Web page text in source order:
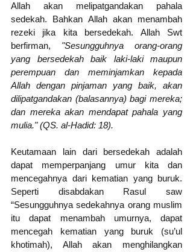
Allah akan melipatgandakan pahala
sedekah. Bahkan Allah akan menambah
rezeki jika kita bersedekah. Allah Swt
berfirman, "Sesungguhnya orang-orang
yang bersedekah baik laki-laki maupun
perempuan dan meminjamkan kepada
Allah dengan pinjaman yang baik, akan
dilipatgandakan (balasannya) bagi mereka;
dan mereka akan mendapat pahala yang
mulia." (QS. al-Hadid: 18).
Keutamaan lain dari bersedekah adalah
dapat memperpanjang umur kita dan
mencegahnya dari kematian yang buruk.
Seperti disabdakan Rasul saw
“Sesungguhnya sedekahnya orang muslim
itu dapat menambah umurnya, dapat
mencegah kematian yang buruk (su’ul
khotimah), Allah akan menghilangkan